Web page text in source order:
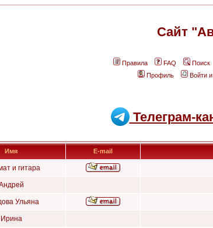
Сайт
Правила FAQ Поиск
Профиль
Войти
Телеграм-
Имя E-mail
и гитара
Ульяна
Ирина